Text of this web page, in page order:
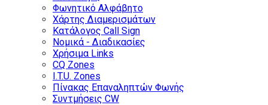
Φωνητικό Αλφάβητο
Χάρτης Διαμερισμάτων
Κατάλογος Call Sign
Νομικά - Διαδικασίες
Χρήσιμα Links
CQ Zones
I.T.U. Zones
Πίνακας Επαναληπτών Φωνής
Συντμήσεις CW